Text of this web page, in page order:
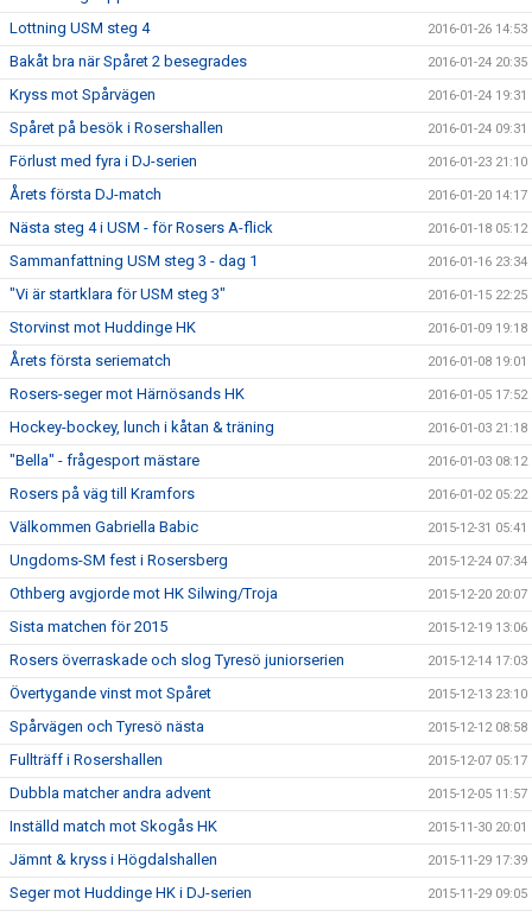
Lottning USM steg 4 2016-01-26 14:53
Bakåt bra när Spåret 2 besegrades 2016-01-24 20:35
Kryss mot Spårvägen 2016-01-24 19:31
Spåret på besök i Rosershallen 2016-01-24 09:31
Förlust med fyra i DJ-serien 2016-01-23 21:10
Årets första DJ-match 2016-01-20 14:17
Nästa steg 4 i USM - för Rosers A-flick 2016-01-18 05:12
Sammanfattning USM steg 3 - dag 1 2016-01-16 23:34
"Vi är startklara för USM steg 3" 2016-01-15 22:25
Storvinst mot Huddinge HK 2016-01-09 19:18
Årets första seriematch 2016-01-08 19:01
Rosers-seger mot Härnösands HK 2016-01-05 17:52
Hockey-bockey, lunch i kåtan & träning 2016-01-03 21:18
"Bella" - frågesport mästare 2016-01-03 08:12
Rosers på väg till Kramfors 2016-01-02 05:22
Välkommen Gabriella Babic 2015-12-31 05:41
Ungdoms-SM fest i Rosersberg 2015-12-24 07:34
Othberg avgjorde mot HK Silwing/Troja 2015-12-20 20:07
Sista matchen för 2015 2015-12-19 13:06
Rosers överraskade och slog Tyresö juniorserien 2015-12-14 17:03
Övertygande vinst mot Spåret 2015-12-13 23:10
Spårvägen och Tyresö nästa 2015-12-12 08:58
Fullträff i Rosershallen 2015-12-07 05:17
Dubbla matcher andra advent 2015-12-05 11:57
Inställd match mot Skogås HK 2015-11-30 20:01
Jämnt & kryss i Högdalshallen 2015-11-29 17:39
Seger mot Huddinge HK i DJ-serien 2015-11-29 09:05